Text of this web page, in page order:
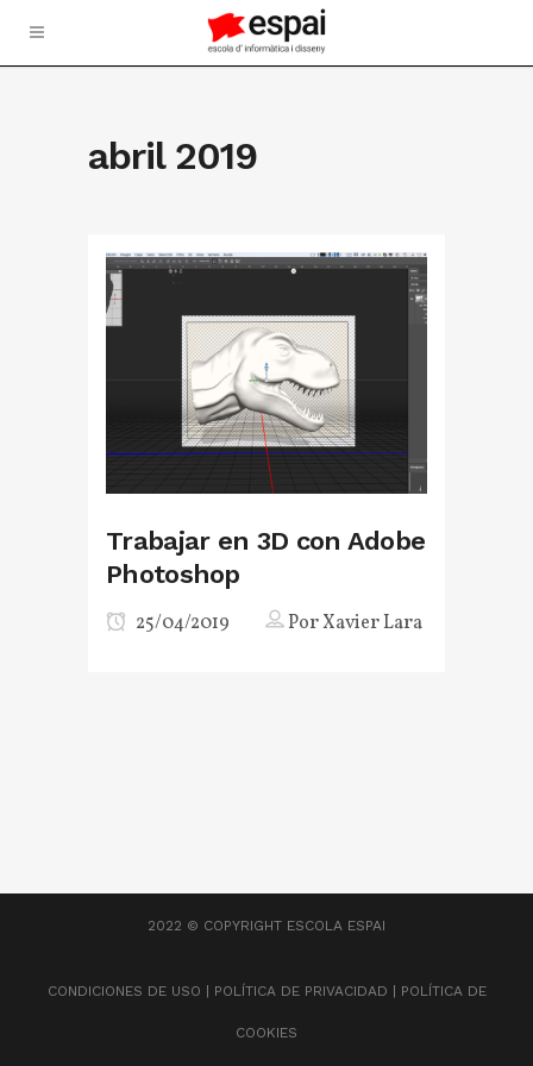
abril 2019
Trabajar en 3D con Adobe
Photoshop
25/04/2019 PorXavier Lara
2022 © COPYRIGHT ESCOLA ESPAI
CONDICIONES DE USO POLÍTICA DE PRIVACIDAD POLÍTICA DE
COOKIES